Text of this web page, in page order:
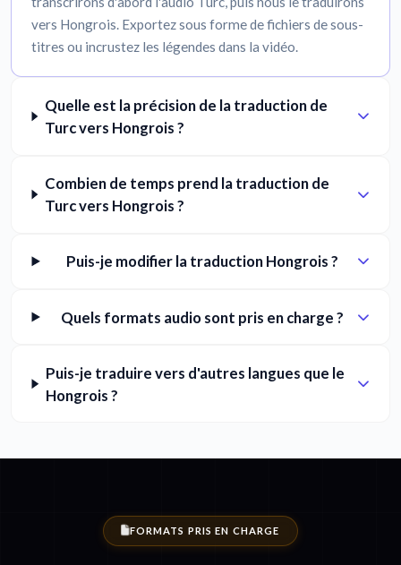
vers Hongrois. Exportez sous forme de fichiers de sous-
titres ou incrustez les légendes dans la vidéo.
Quelle est la précision de la traduction de
Turc vers Hongrois ?
Combien de temps prend la traduction de
Turc vers Hongrois ?
Puis-je modifier la traduction Hongrois ?
Quels formats audio sont pris en charge ?
Puis-je traduire vers d'autres langues que le
Hongrois ?
FORMATS PRIS EN CHARGE